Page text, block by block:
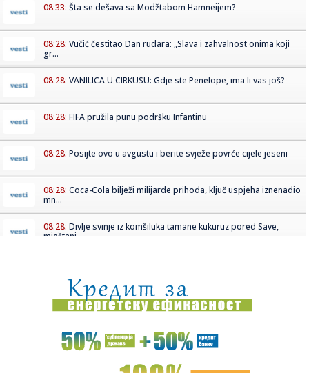
08:33: Šta se dešava sa Modžtabom Hamneijem?
08:28: Vučić čestitao Dan rudara: „Slava i zahvalnost onima koji
gr...
08:28: VANILICA U CIRKUSU: Gdje ste Penelope, ima li vas još?
08:28: FIFA pružila punu podršku Infantinu
08:28: Posijte ovo u avgustu i berite svježe povrće cijele jeseni
08:28: Coca-Cola bilježi milijarde prihoda, ključ uspjeha iznenadio
mn...
08:28: Divlje svinje iz komšiluka tamane kukuruz pored Save,
mještani ...
08:28:Eksplodirala plinska boca kod Doboja, gorjelo i nisko
rastinje
08:28:Ema Heming otvoreno o životu uz Brusa Vilisa